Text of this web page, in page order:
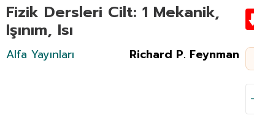
Fizik Dersleri Cilt: 1 Mekanik,
Işınım, Isı
Alfa Yayınları Richard P. Feynman